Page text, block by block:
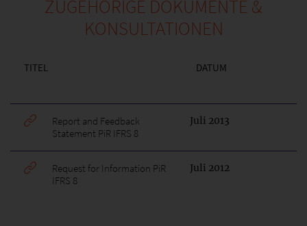
ZUGEHÖRIGE DOKUMENTE &
KONSULTATIONEN
TITEL DATUM
Report and Feedback
Statement PiR IFRS 8
Juli 2013
Request for Information PiR
IFRS 8
Juli 2012